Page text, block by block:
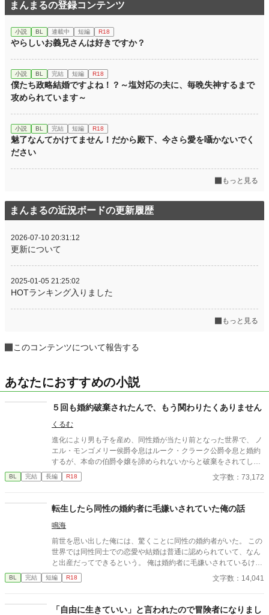
まんまるの登録コンテンツ
小説 BL 連載中 短編 R18
やらしいお義兄さんは好きですか？
小説 BL 完結 短編 R18
僕たち政略結婚ですよね！？～塩対応の夫に、毎晩失神するまで
攻められています～
小説 BL 完結 短編 R18
魅了なんてかけてません！だから殿下、今さら愛を囁かないでく
ださい
もっと見る
まんまるの近況ボードの更新履歴
2026-07-10 20:31:12
更新について
2025-01-05 21:25:02
HOTランキング入りました
もっと見る
このコンテンツについて報告する
あなたにおすすめの小説
５回も婚約破棄されたんで、もう関わりたくありません
くるむ
進化により男も子を産め、同性婚が当たり前となった世界で、 ノ
エル・モンゴメリー侯爵令息はルーク・クラーク公爵令息と婚約
するが、本命の伯爵令嬢を諦められないからと破棄をされてしま
う。その後辛い日々を送り若くして死んでしまうが、なぜかいつ
も婚約破棄をされる朝に巻き戻ってしまう。しかも５回も。 だが
る前まで巻き戻っていた。 今度こそ、自分が不幸になる切っ掛け
となるルークに近づかないようにと決意するノエルだが……。
BL 完結 長編 R18 文字数：73,172
転生したら同性の婚約者に毛嫌いされていた俺の話
鳴海
前世を思い出した俺には、驚くことに同性の婚約者がいた。 この
世界では同性同士での恋愛や結婚は普通に認められていて、なん
と出産だってできるという。 俺は婚約者に毛嫌いされているけれ
ど、それは前世を思い出す前の俺の性格が最悪だったからだ。 我
儘で傲慢な俺は、学園でも嫌われ者。 そんな主人公が前世を思い
約者とも仲直りして愛されて幸せになるまでの話。
BL 完結 短編 R18 文字数：14,041
「自由に生きていい」と言われたので冒険者になりまし